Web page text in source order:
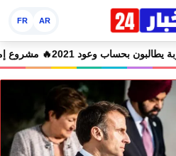
AR
FR
وعود الأحرار.. والمغاربة يطالبون بحساب